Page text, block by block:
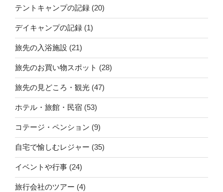
テントキャンプの記録 (20)
デイキャンプの記録 (1)
旅先の入浴施設 (21)
旅先のお買い物スポット (28)
旅先の見どころ・観光 (47)
ホテル・旅館・民宿 (53)
コテージ・ペンション (9)
自宅で愉しむレジャー (35)
イベントや行事 (24)
旅行会社のツアー (4)